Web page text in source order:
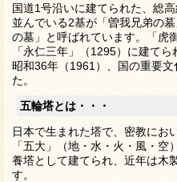
国道1号沿いに建てられた、総
並んでいる2基が「曽我兄弟の
の墓」と呼ばれています。「虎
「永仁三年」（1295）に建てら
昭和36年（1961）、国の重要
た。
五輪塔とは・・・
日本で生まれた塔で、密教にお
「五大」（地・水・火・風・
養塔として建てられ、近年は木
す。